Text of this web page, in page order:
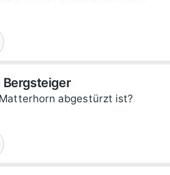
abgestürzt ist?